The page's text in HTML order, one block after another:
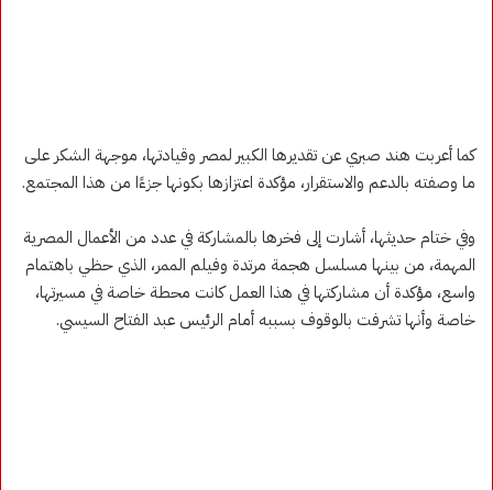
كما أعربت هند صبري عن تقديرها الكبير لمصر وقيادتها، موجهة الشكر على
ما وصفته بالدعم والاستقرار، مؤكدة اعتزازها بكونها جزءًا من هذا المجتمع.
وفي ختام حديثها، أشارت إلى فخرها بالمشاركة في عدد من الأعمال المصرية
المهمة، من بينها مسلسل هجمة مرتدة وفيلم الممر، الذي حظي باهتمام
واسع، مؤكدة أن مشاركتها في هذا العمل كانت محطة خاصة في مسيرتها،
خاصة وأنها تشرفت بالوقوف بسببه أمام الرئيس عبد الفتاح السيسي.